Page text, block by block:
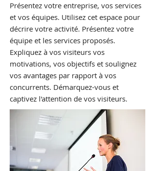
Présentez votre entreprise, vos services
et vos équipes. Utilisez cet espace pour
décrire votre activité. Présentez votre
équipe et les services proposés.
Expliquez à vos visiteurs vos
motivations, vos objectifs et soulignez
vos avantages par rapport à vos
concurrents. Démarquez-vous et
captivez l'attention de vos visiteurs.